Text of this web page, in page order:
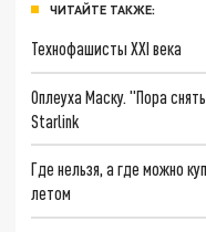
ЧИТАЙТЕ ТАКЖЕ:
Технофашисты XXI века
Оплеуха Маску. "Пора
Starlink
Где нельзя, а где можно
летом